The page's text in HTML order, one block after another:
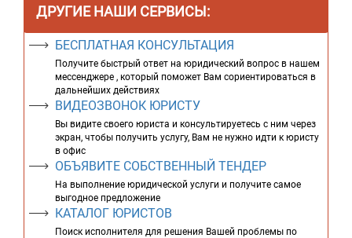
ДРУГИЕ НАШИ СЕРВИСЫ:
БЕСПЛАТНАЯ КОНСУЛЬТАЦИЯ
Получите быстрый ответ на юридический вопрос в нашем
мессенджере , который поможет Вам сориентироваться в
дальнейших действиях
ВИДЕОЗВОНОК ЮРИСТУ
Вы видите своего юриста и консультируетесь с ним через
экран, чтобы получить услугу, Вам не нужно идти к юристу
в офис
ОБЪЯВИТЕ СОБСТВЕННЫЙ ТЕНДЕР
На выполнение юридической услуги и получите самое
выгодное предложение
КАТАЛОГ ЮРИСТОВ
Поиск исполнителя для решения Вашей проблемы по